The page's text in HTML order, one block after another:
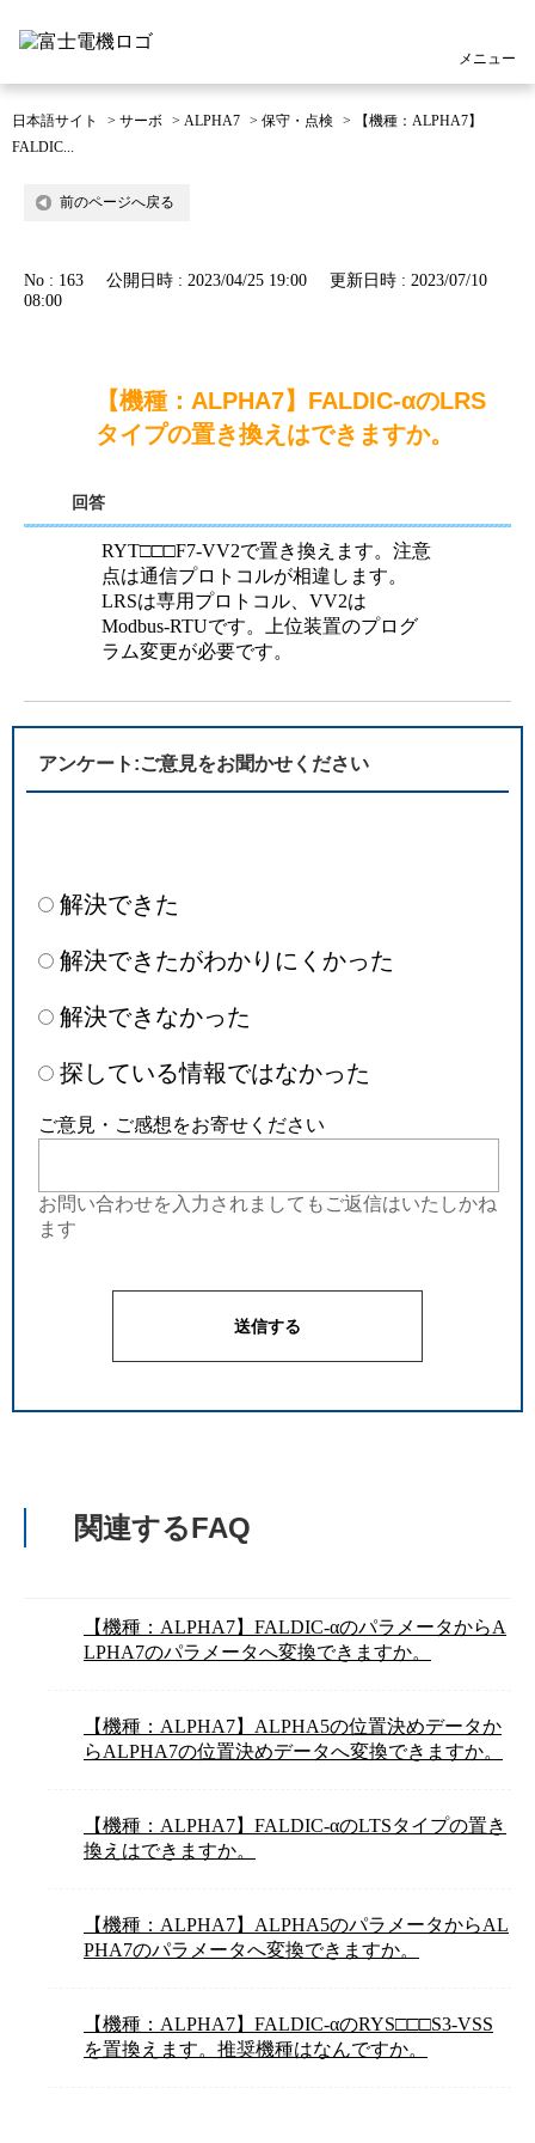
メニュー
日本語サイト > サーボ > ALPHA7 > 保守・点検 >
【機種：ALPHA7】
FALDIC...
前のページへ戻る
No : 163 公開日時 : 2023/04/25 19:00
更新日時 : 2023/07/10
08:00
【機種：ALPHA7】FALDIC-αのLRS
タイプの置き換えはできますか。
回答
RYT□□□F7-VV2で置き換えます。注意
点は通信プロトコルが相違します。
LRSは専用プロトコル、VV2は
Modbus-RTUです。上位装置のプログ
ラム変更が必要です。
アンケート:ご意見をお聞かせください
解決できた
解決できたがわかりにくかった
解決できなかった
探している情報ではなかった
ご意見・ご感想をお寄せください
お問い合わせを入力されましてもご返信はいたしかね
ます
関連するFAQ
【機種：ALPHA7】FALDIC-αのパラメータからA
LPHA7のパラメータへ変換できますか。
【機種：ALPHA7】ALPHA5の位置決めデータか
らALPHA7の位置決めデータへ変換できますか。
【機種：ALPHA7】FALDIC-αのLTSタイプの置き
換えはできますか。
【機種：ALPHA7】ALPHA5のパラメータからAL
PHA7のパラメータへ変換できますか。
【機種：ALPHA7】FALDIC-αのRYS□□□S3-VSS
を置換えます。推奨機種はなんですか。